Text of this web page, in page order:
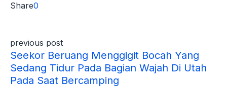
Share0
previous post
Seekor Beruang Menggigit Bocah Yang
Sedang Tidur Pada Bagian Wajah Di Utah
Pada Saat Bercamping